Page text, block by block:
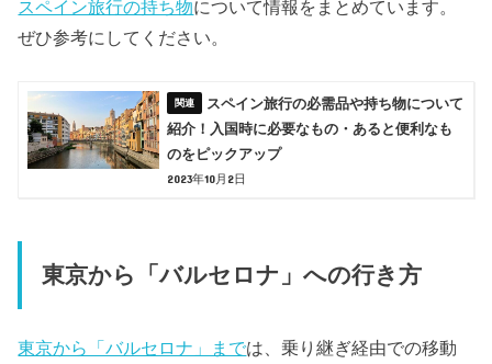
スペイン旅行の持ち物について情報をまとめています。
ぜひ参考にしてください。
スペイン旅行の必需品や持ち物について
紹介！入国時に必要なもの・あると便利なも
のをピックアップ
2023年10月2日
東京から「バルセロナ」への行き方
東京から「バルセロナ」までは、乗り継ぎ経由での移動